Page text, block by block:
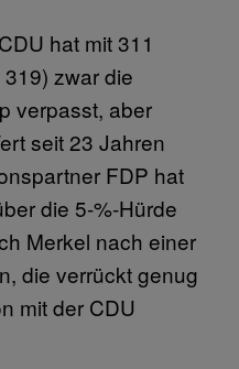
hat mit 311
zwar die
verpasst, aber
seit 23 Jahren
FDP hat
die 5-%-Hürde
Merkel nach einer
die verrückt genug
mit der CDU